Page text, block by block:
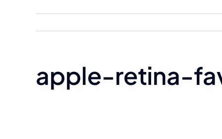
apple-retina-